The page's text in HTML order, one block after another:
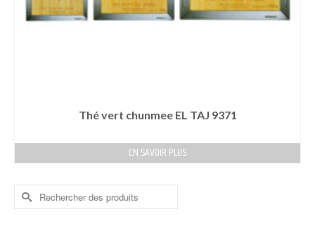
Thé vert chunmee EL TAJ 9371
EN SAVOIR PLUS
Rechercher :